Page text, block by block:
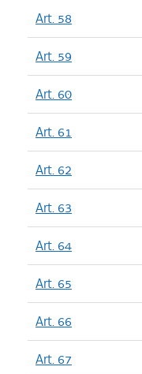
Art. 58
Art. 59
Art. 60
Art. 61
Art. 62
Art. 63
Art. 64
Art. 65
Art. 66
Art. 67